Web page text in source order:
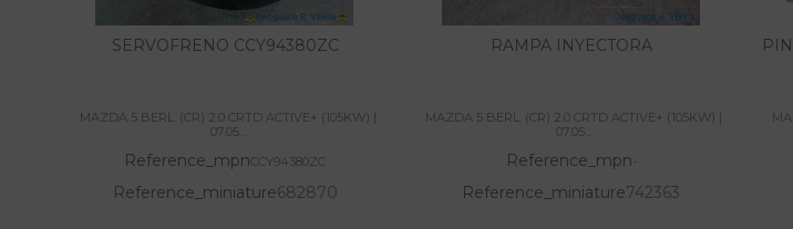
SERVOFRENO CCY94380ZC
MAZDA 5 BERL. (CR) 2.0 CRTD ACTIVE+ (105KW) |
07.05...
Reference_mpnCCY94380ZC
Reference_miniature682870
RAMPA INYECTORA
MAZDA 5 BERL. (CR) 2.0 CRTD ACTIVE+ (105KW) |
07.05...
Reference_mpn-
Reference_miniature742363